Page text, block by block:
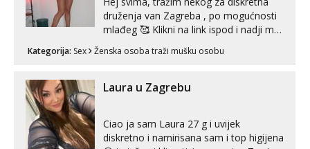
druženja van Zagreba , po mogućnosti
mlađeg 🥰 Klikni na link ispod i nadji me
Kategorija: Sex Ženska osoba traži mušku osobu
Laura u Zagrebu
Ciao ja sam Laura 27 g i uvijek
diskretno i namirisana sam i top higijena